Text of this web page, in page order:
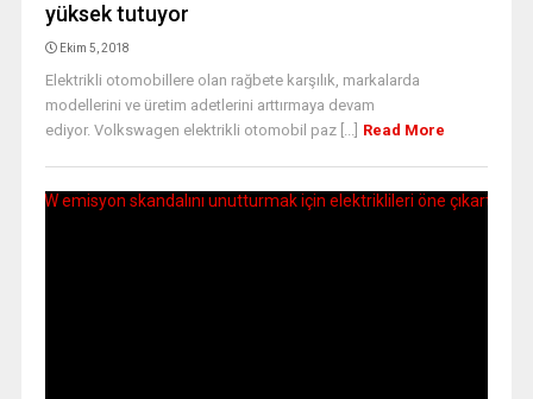
yüksek tutuyor
Ekim 5, 2018
Elektrikli otomobillere olan rağbete karşılık, markalarda
modellerini ve üretim adetlerini arttırmaya devam
ediyor. Volkswagen elektrikli otomobil paz [...] Read More